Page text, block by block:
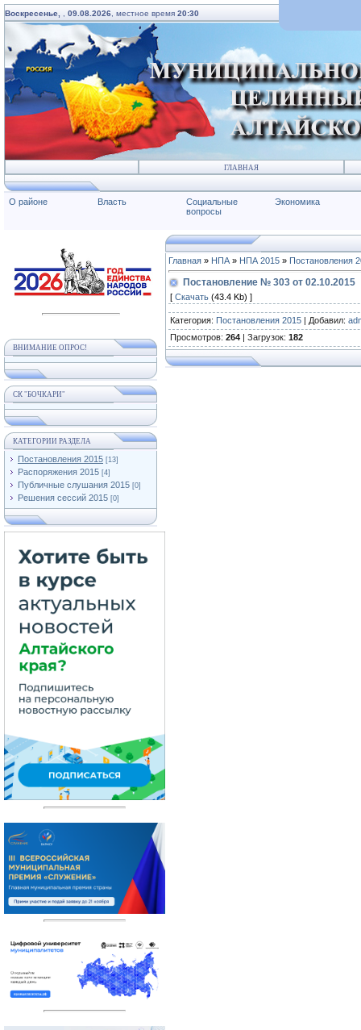
Воскресенье, 09.08.2026 , местное время 20:30
ГЛАВНАЯ
О районе Власть
Социальные
вопросы
Экономика
ВНИМАНИЕ ОПРОС!
СК "БОЧКАРИ"
КАТЕГОРИИ РАЗДЕЛА
Постановления 2015 [13]
Распоряжения 2015 [4]
Публичные слушания 2015 [0]
Решения сессий 2015 [0]
Главная » НПА » НПА 2015 » Постановления
Постановление № 303 от 02.10.2015
[ Скачать (43.4 Kb) ]
Категория: Постановления 2015 | Добавил:
Просмотров: 264 | Загрузок: 182